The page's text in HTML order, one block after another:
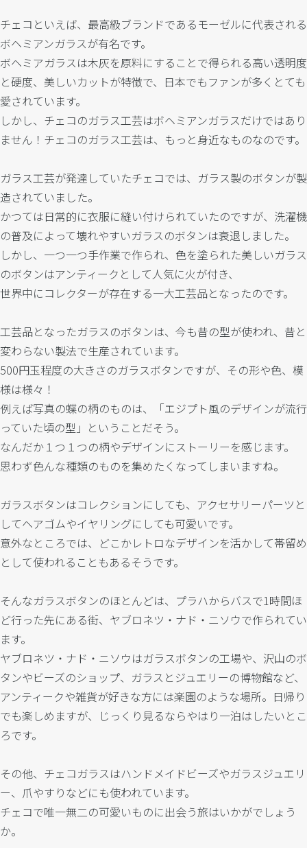
チェコといえば、最高級ブランドであるモーゼルに代表される
ボヘミアンガラスが有名です。
ボヘミアガラスは木灰を原料にすることで得られる高い透明度
と硬度、美しいカットが特徴で、日本でもファンが多くとても
愛されています。
しかし、チェコのガラス工芸はボヘミアンガラスだけではあり
ません！チェコのガラス工芸は、もっと身近なものなのです。
ガラス工芸が発達していたチェコでは、ガラス製のボタンが製
造されていました。
かつては日常的に衣服に縫い付けられていたのですが、洗濯機
の普及によって壊れやすいガラスのボタンは衰退しました。
しかし、一つ一つ手作業で作られ、色を塗られた美しいガラス
のボタンはアンティークとして人気に火が付き、
世界中にコレクターが存在する一大工芸品となったのです。
工芸品となったガラスのボタンは、今も昔の型が使われ、昔と
変わらない製法で生産されています。
500円玉程度の大きさのガラスボタンですが、その形や色、模
様は様々！
例えば写真の蝶の柄のものは、「エジプト風のデザインが流行
っていた頃の型」ということだそう。
なんだか１つ１つの柄やデザインにストーリーを感じます。
思わず色んな種類のものを集めたくなってしまいますね。
ガラスボタンはコレクションにしても、アクセサリーパーツと
してヘアゴムやイヤリングにしても可愛いです。
意外なところでは、どこかレトロなデザインを活かして帯留め
として使われることもあるそうです。
そんなガラスボタンのほとんどは、プラハからバスで1時間ほ
ど行った先にある街、ヤブロネツ・ナド・ニソウで作られてい
ます。
ヤブロネツ・ナド・ニソウはガラスボタンの工場や、沢山のボ
タンやビーズのショップ、ガラスとジュエリーの博物館など、
アンティークや雑貨が好きな方には楽園のような場所。日帰り
でも楽しめますが、じっくり見るならやはり一泊はしたいとこ
ろです。
その他、チェコガラスはハンドメイドビーズやガラスジュエリ
ー、爪やすりなどにも使われています。
チェコで唯一無二の可愛いものに出会う旅はいかがでしょう
か。